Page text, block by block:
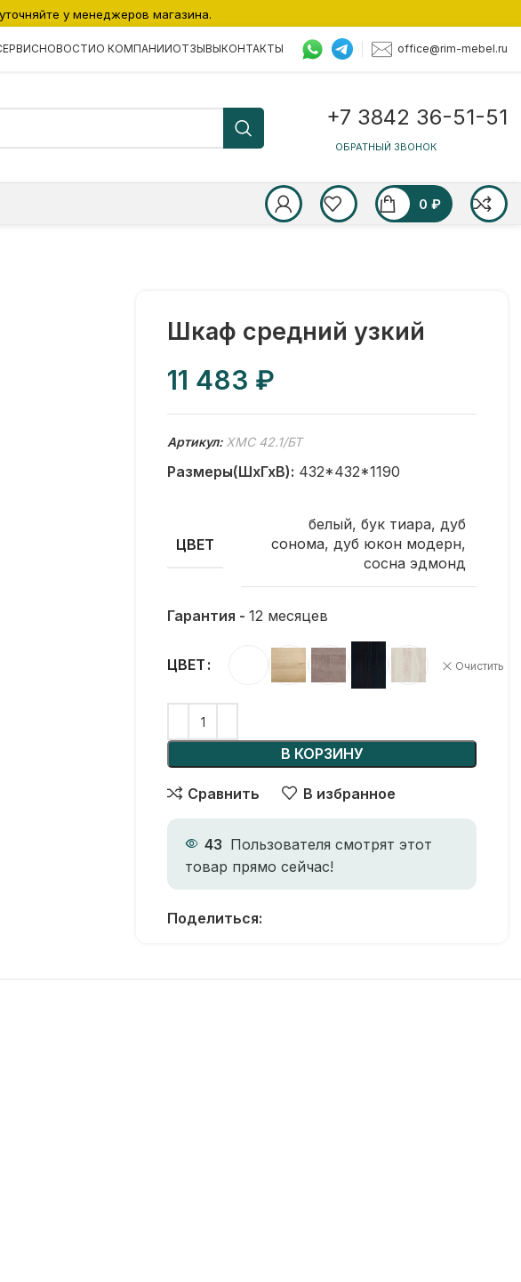
НОВОСТИО КОМПАНИИОТЗЫВЫКОНТАКТЫ office@rim-mebel.ru
+7 3842 36-51-51
ОБРАТНЫЙ ЗВОНОК
0 ₽
Шкаф средний узкий
₽
Артикул: XMC 42.1/БТ
Размеры(ШхГхВ): 432*432*1190
ЦВЕТ
белый, бук тиара, дуб
сонома, дуб юкон модерн,
сосна эдмонд
Гарантия - 12 месяцев
ЦВЕТ Очистить
В КОРЗИНУ
Сравнить В избранное
43 Пользователя смотрят этот
товар прямо сейчас!
Поделиться:
у менеджеров магазина.